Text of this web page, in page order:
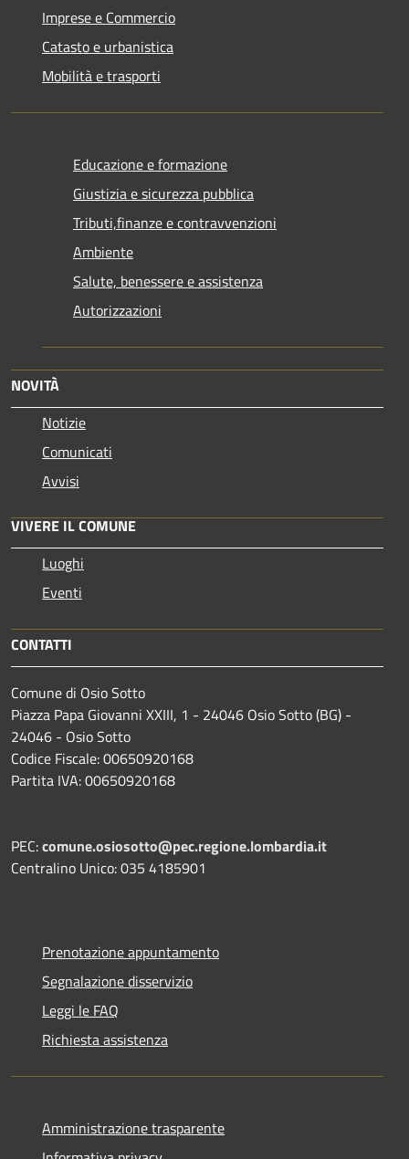
Imprese e Commercio
Catasto e urbanistica
Mobilità e trasporti
Educazione e formazione
Giustizia e sicurezza pubblica
Tributi,finanze e contravvenzioni
Ambiente
Salute, benessere e assistenza
Autorizzazioni
NOVITÀ
Notizie
Comunicati
Avvisi
VIVERE IL COMUNE
Luoghi
Eventi
CONTATTI
Comune di Osio Sotto
Piazza Papa Giovanni XXIII, 1 - 24046 Osio Sotto (BG) -
24046 - Osio Sotto
Codice Fiscale: 00650920168
Partita IVA: 00650920168
PEC:comune.osiosotto@pec.regione.lombardia.it
Centralino Unico: 035 4185901
Prenotazione appuntamento
Segnalazione disservizio
Leggi le FAQ
Richiesta assistenza
Amministrazione trasparente